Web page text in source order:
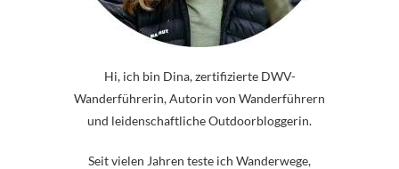
Hi, ich bin Dina, zertifizierte DWV-
Wanderführerin, Autorin von Wanderführern
und leidenschaftliche Outdoorbloggerin.
Seit vielen Jahren teste ich Wanderwege,